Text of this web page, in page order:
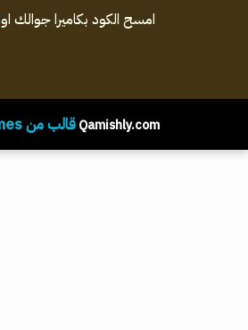
امسح الكود بكاميرا جوالك او
Qamishly.com قالب من Silk Themes